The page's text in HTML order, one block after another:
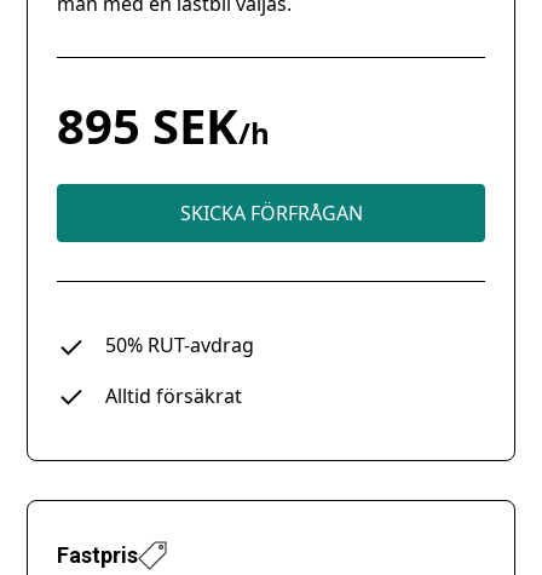
895 SEK/h
SKICKA FÖRFRÅGAN
50% RUT-avdrag
Alltid försäkrat
Fastpris